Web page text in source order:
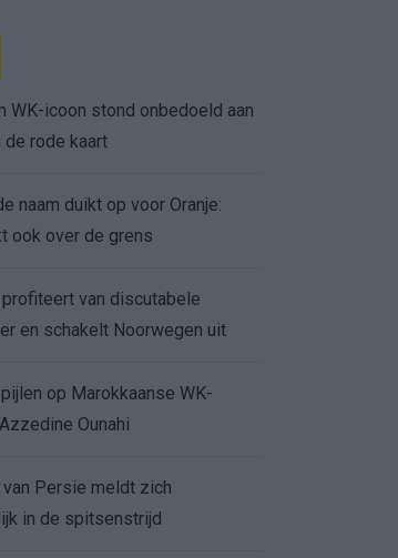
WK-icoon stond onbedoeld aan
de rode kaart
naam duikt op voor Oranje:
ook over de grens
profiteert van discutabele
en schakelt Noorwegen uit
op Marokkaanse WK-
Ounahi
van Persie meldt zich
in de spitsenstrijd